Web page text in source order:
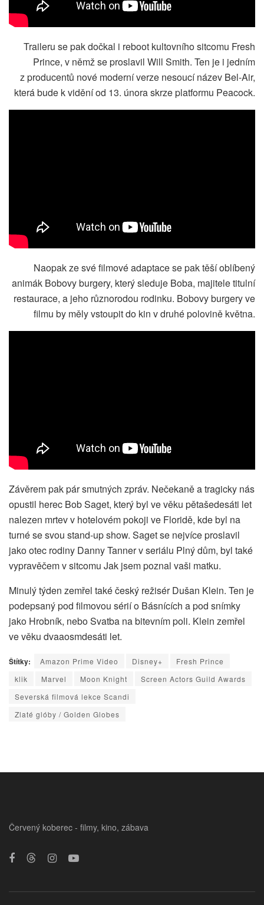
Traileru se pak dočkal i reboot kultovního sitcomu Fresh
Prince, v němž se proslavil Will Smith. Ten je i jedním
z producentů nové moderní verze nesoucí název Bel-Air,
která bude k vidění od 13. února skrze platformu Peacock.
Naopak ze své filmové adaptace se pak těší oblíbený
animák Bobovy burgery, který sleduje Boba, majitele titulní
restaurace, a jeho různorodou rodinku. Bobovy burgery ve
filmu by měly vstoupit do kin v druhé polovině května.
Závěrem pak pár smutných zpráv. Nečekaně a tragicky nás
opustil herec Bob Saget, který byl ve věku pětašedesáti let
nalezen mrtev v hotelovém pokoji ve Floridě, kde byl na
turné se svou stand-up show. Saget se nejvíce proslavil
jako otec rodiny Danny Tanner v seriálu Plný dům, byl také
vypravěčem v sitcomu Jak jsem poznal vaši matku.
Minulý týden zemřel také český režisér Dušan Klein. Ten je
podepsaný pod filmovou sérií o Básnících a pod snímky
jako Hrobník, nebo Svatba na bitevním poli. Klein zemřel
ve věku dvaaosmdesáti let.
Štítky: Amazon Prime Video Disney+
Fresh Prince
klik
Marvel Moon Knight
Screen Actors Guild Awards
Severská filmová lekce Scandi
Zlaté glóby / Golden Globes
Červený koberec - filmy, kino, zábava